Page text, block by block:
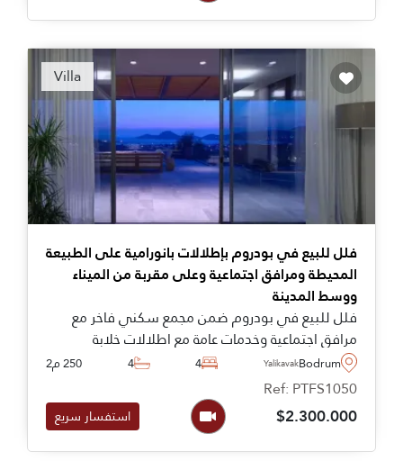
Villa
فلل للبيع في بودروم بإطلالات بانورامية على الطبيعة
المحيطة ومرافق اجتماعية وعلى مقربة من الميناء
ووسط المدينة
فلل للبيع في بودروم ضمن مجمع سكني فاخر مع
مرافق اجتماعية وخدمات عامة مع اطلالات خلابة
مفتوحة على الطبيعة المحيطة في موقع رائع على تلة
مرتفعة بمنطقة ياليكافاك. الفيلا مثالية للسكن
العائلي والاقامة الدائمة في تركيا. الفلل بأحجام
مختلفة وعلى مقربة من المرافق المحلية ووسائل
الراحة وعلى بعد دقائق من بالمرينا بودروم ووسط
Bodrum
Yalikavak
4
4 250 م2
Ref: PTFS1050
$2.300.000 استفسار سريع